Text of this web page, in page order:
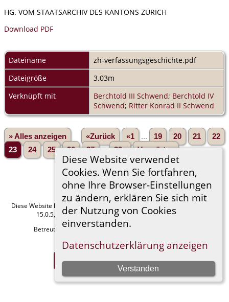
Diese Website verwendet
Cookies. Wenn Sie fortfahren,
ohne Ihre Browser-Einstellungen
zu ändern, erklären Sie sich mit
der Nutzung von Cookies
einverstanden.
Datenschutzerklärung anzeigen
Verstanden
HG. VOM STAATSARCHIV DES KANTONS ZÜRICH
Download PDF
Dateiname
zh-verfassungsgeschichte.pdf
Dateigröße
3.03m
Verknüpft mit
Berchtold III Schwend; Berchtold IV
Schwend; Ritter Konrad II Schwend
» Alles anzeigen «Zurück «1 19 20 21
22
23
24 25 26 27 ... 39» Vorwärts»
Diese Website läuft mit The Next Generation of Genealogy Sitebuilding
15.0.5, programmiert von Darrin Lythgoe © 2001-2026.
Betreut vonManfred Stammler. |Datenschutzerklärung
Impressum
Zur Desktop-Webseite wechseln